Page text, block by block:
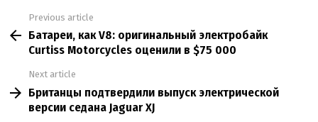
more
Previous article
Батареи, как V8: оригинальный электробайк
Curtiss Motorcycles оценили в $75 000
Next article
Британцы подтвердили выпуск электрической
версии седана Jaguar XJ